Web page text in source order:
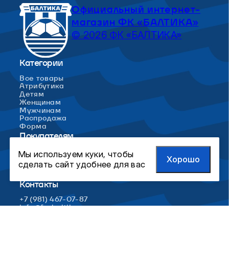
Официальный интернет-
магазин ФК «БАЛТИКА»
© 2026 ФК «БАЛТИКА»
Категории
Все товары
Атрибутика
Детям
Женщинам
Мужчинам
Распродажа
Форма
Покупателям
Сайт клуба
Доставка и оплата
Обмен и возврат
Контакты
+7 (981) 467-07-87
info@fc-baltika.ru
Мы используем куки, чтобы
сделать сайт удобнее для вас
Хорошо